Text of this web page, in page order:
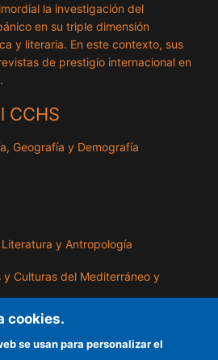
la investigación del
en su triple dimensión
y literaria. En este contexto, sus
de prestigio internacional en
CCHS
Geografía y Demografía
y Antropología
Culturas del Mediterráneo y
Bienes Públicos
cookies.
se usan para personalizar el